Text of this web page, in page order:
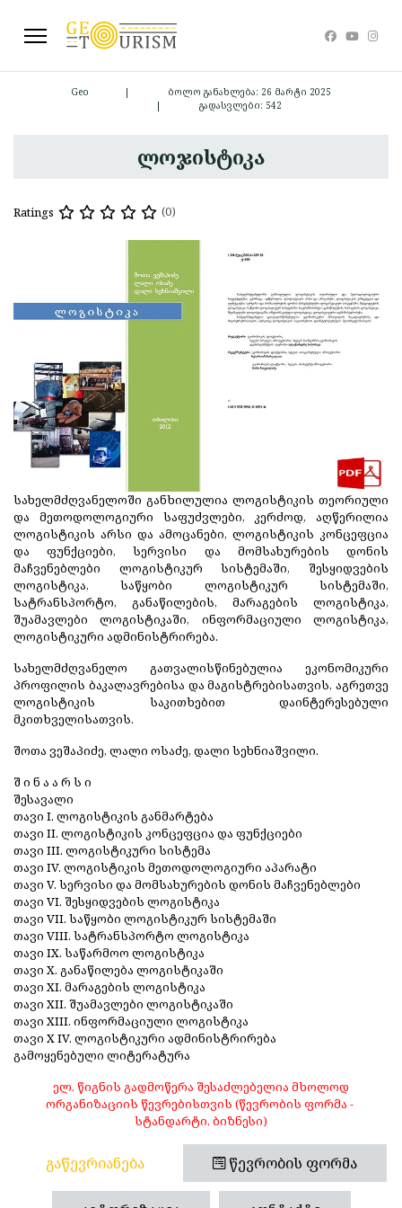
Geo
ბოლო განახლება: 26 მარტი 2025
გადასვლები: 542
ლოჯისტიკა
Ratings (0)
სახელმძღვანელოში განხილულია ლოგისტიკის თეორიული
და მეთოდოლოგიური საფუძვლები, კერძოდ, აღწერილია
ლოგისტიკის არსი და ამოცანები, ლოგისტიკის კონცეფცია
და ფუნქციები, სერვისი და მომსახურების დონის
მაჩვენებლები ლოგისტიკურ სისტემაში, შესყიდვების
ლოგისტიკა, საწყობი ლოგისტიკურ სისტემაში,
სატრანსპორტო, განაწილების, მარაგების ლოგისტიკა,
შუამავლები ლოგისტიკაში, ინფორმაციული ლოგისტიკა,
ლოგისტიკური ადმინისტრირება.
სახელმძღვანელო გათვალისწინებულია ეკონომიკური
პროფილის ბაკალავრებისა და მაგისტრებისათვის, აგრეთვე
ლოგისტიკის საკითხებით დაინტერესებული
მკითხველისათვის.
შოთა ვეშაპიძე, ლალი ოსაძე, დალი სეხნიაშვილი.
შ ი ნ ა ა რ ს ი
შესავალი
თავი I. ლოგისტიკის განმარტება
თავი II. ლოგისტიკის კონცეფცია და ფუნქციები
თავი III. ლოგისტიკური სისტემა
თავი IV. ლოგისტიკის მეთოდოლოგიური აპარატი
თავი V. სერვისი და მომსახურების დონის მაჩვენებლები
თავი VI. შესყიდვების ლოგისტიკა
თავი VII. საწყობი ლოგისტიკურ სისტემაში
თავი VIII. სატრანსპორტო ლოგისტიკა
თავი IX. საწარმოო ლოგისტიკა
თავი X. განაწილება ლოგისტიკაში
თავი XI. მარაგების ლოგისტიკა
თავი XII. შუამავლები ლოგისტიკაში
თავი XIII. ინფორმაციული ლოგისტიკა
თავი X IV. ლოგისტიკური ადმინისტრირება
გამოყენებული ლიტერატურა
ელ. წიგნის გადმოწერა შესაძლებელია მხოლოდ
ორგანიზაციის წევრებისთვის (წევრობის ფორმა -
სტანდარტი, ბიზნესი)
Გაწევრიანება Წევრობის Ფორმა